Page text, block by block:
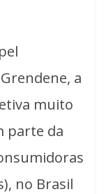
a
muito
parte da
no Brasil